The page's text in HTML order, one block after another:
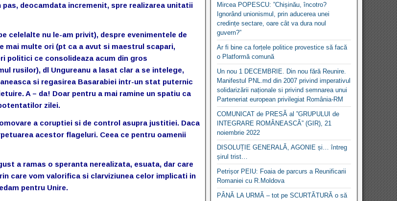
pas, deocamdata incremenit, spre realizarea unitatii
celelalte nu le-am privit), despre evenimentele de
mai multe ori (pt ca a avut si maestrul scapari,
politici ce consolideaza acum din gros
rusilor), dl Ungureanu a lasat clar a se intelege,
si regasirea Basarabiei intr-un stat puternic
A – da! Doar pentru a mai ramine un spatiu ca
zilei.
a coruptiei si de control asupra justitiei. Daca
acestor flageluri. Ceea ce pentru oamenii
a ramas o speranta nerealizata, esuata, dar care
care vom valorifica si clarviziunea celor implicati in
pentru Unire.
Mircea POPESCU: ”Chișinău, încotro?
Ignorând unionismul, prin aducerea unei
credințe sectare, oare cât va dura noul
guvern?”
Ar fi bine ca forțele politice provestice să facă
o Platformă comună
Un nou 1 DECEMBRIE. Din nou fără Reunire.
Manifestul PNL.md din 2007 privind imperativul
solidarizării naționale si privind semnarea unui
Parteneriat european privilegiat România-RM
COMUNICAT de PRESĂ al ”GRUPULUI de
INTEGRARE ROMÂNEASCĂ” (GIR), 21
noiembrie 2022
DISOLUȚIE GENERALĂ, AGONIE și… întreg
șirul trist…
Petrișor PEIU: Foaia de parcurs a Reunificarii
Romaniei cu R.Moldova
PÂNĂ LA URMĂ – tot pe SCURTĂTURĂ o să